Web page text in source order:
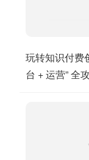
玩转知识付费
台 + 运营” 全